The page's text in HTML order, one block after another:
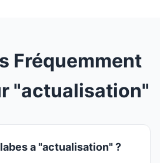
Fréquemment
"actualisation"
a "actualisation" ?